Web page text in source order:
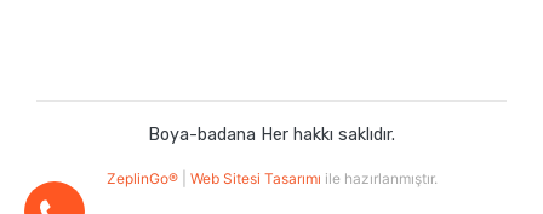
Boya-badana Her hakkı saklıdır.
ZeplinGo® Web Sitesi Tasarımı ile hazırlanmıştır.